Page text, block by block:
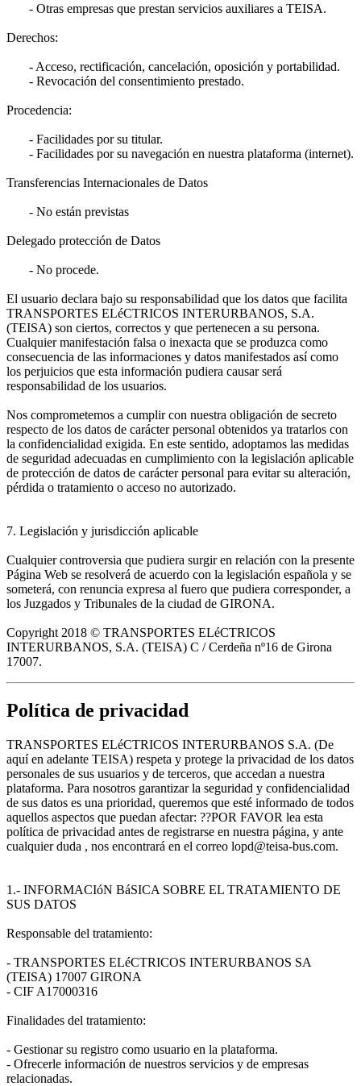
- Otras empresas que prestan servicios auxiliares a TEISA.
Derechos:
- Acceso, rectificación, cancelación, oposición y portabilidad.
- Revocación del consentimiento prestado.
Procedencia:
- Facilidades por su titular.
- Facilidades por su navegación en nuestra plataforma (internet).
Transferencias Internacionales de Datos
- No están previstas
Delegado protección de Datos
- No procede.
El usuario declara bajo su responsabilidad que los datos que facilita
TRANSPORTES ELéCTRICOS INTERURBANOS, S.A.
(TEISA) son ciertos, correctos y que pertenecen a su persona.
Cualquier manifestación falsa o inexacta que se produzca como
consecuencia de las informaciones y datos manifestados así como
los perjuicios que esta información pudiera causar será
responsabilidad de los usuarios.
Nos comprometemos a cumplir con nuestra obligación de secreto
respecto de los datos de carácter personal obtenidos ya tratarlos con
la confidencialidad exigida. En este sentido, adoptamos las medidas
de seguridad adecuadas en cumplimiento con la legislación aplicable
de protección de datos de carácter personal para evitar su alteración,
pérdida o tratamiento o acceso no autorizado.
7. Legislación y jurisdicción aplicable
Cualquier controversia que pudiera surgir en relación con la presente
Página Web se resolverá de acuerdo con la legislación española y se
someterá, con renuncia expresa al fuero que pudiera corresponder, a
los Juzgados y Tribunales de la ciudad de GIRONA.
Copyright 2018 © TRANSPORTES ELéCTRICOS
INTERURBANOS, S.A. (TEISA) C / Cerdeña nº16 de Girona
17007.
Política de privacidad
TRANSPORTES ELéCTRICOS INTERURBANOS S.A. (De
aquí en adelante TEISA) respeta y protege la privacidad de los datos
personales de sus usuarios y de terceros, que accedan a nuestra
plataforma. Para nosotros garantizar la seguridad y confidencialidad
de sus datos es una prioridad, queremos que esté informado de todos
aquellos aspectos que puedan afectar: ??POR FAVOR lea esta
política de privacidad antes de registrarse en nuestra página, y ante
cualquier duda , nos encontrará en el correo lopd@teisa-bus.com.
1.- INFORMACIóN BáSICA SOBRE EL TRATAMIENTO DE
SUS DATOS
Responsable del tratamiento:
- TRANSPORTES ELéCTRICOS INTERURBANOS SA
(TEISA) 17007 GIRONA
- CIF A17000316
Finalidades del tratamiento:
- Gestionar su registro como usuario en la plataforma.
- Ofrecerle información de nuestros servicios y de empresas
relacionadas.